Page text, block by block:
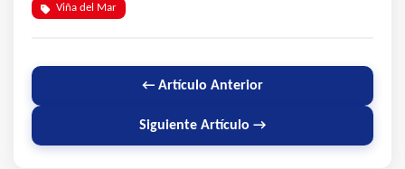
Viña del Mar
← Artículo Anterior
Siguiente Artículo →